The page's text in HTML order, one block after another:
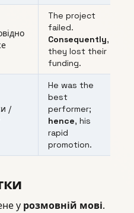
The project
failed.
Consequently,
they lost their
funding.
/
He was the
best
performer;
hence, his
rapid
promotion.
у розмовній мові.